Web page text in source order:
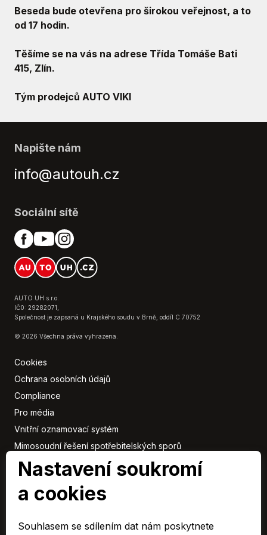
Beseda bude otevřena pro širokou veřejnost, a to
od 17 hodin.
Těšíme se na vás na adrese Třída Tomáše Bati
415, Zlín.
Tým prodejců AUTO VIKI
AUTO UH s.r.o.
IČ0: 29282071,
Společnost je zapsaná u Krajského soudu v Brně, oddíl C 70752
© 2026 Všechna práva vyhrazena.
Cookies
Ochrana osobních údajů
Compliance
Pro média
Vnitřní oznamovací systém
Mimosoudní řešení spotřebitelských sporů
Sbírka listin
Napište nám
info@autouh.cz
Sociální sítě
Členové
ARAVER CZ člen skupiny AUTO UH s.r.o.
Nastavení soukromí
a cookies
Souhlasem se sdílením dat nám poskytnete